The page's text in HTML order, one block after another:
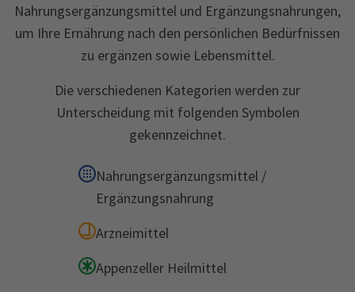
Nahrungsergänzungsmittel und Ergänzungsnahrungen,
um Ihre Ernährung nach den persönlichen Bedürfnissen
zu ergänzen sowie Lebensmittel.
Die verschiedenen Kategorien werden zur
Unterscheidung mit folgenden Symbolen
gekennzeichnet.
Nahrungsergänzungsmittel /
Ergänzungsnahrung
Arzneimittel
Appenzeller Heilmittel